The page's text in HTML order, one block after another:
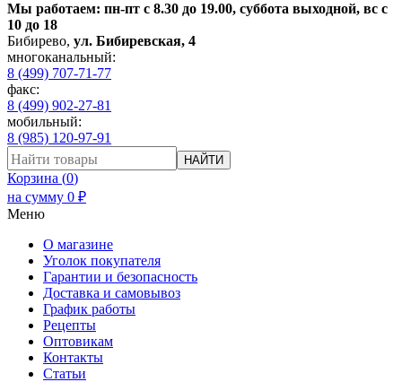
Мы работаем: пн-пт с 8.30 до 19.00, суббота выходной, вс с
10 до 18
Бибирево, ул. Бибиревская, 4
многоканальный:
8 (499) 707-71-77
факс:
8 (499) 902-27-81
мобильный:
8 (985) 120-97-91
НАЙТИ
Корзина (0)
на сумму 0 ₽
Меню
О магазине
Уголок покупателя
Гарантии и безопасность
Доставка и самовывоз
График работы
Рецепты
Оптовикам
Контакты
Статьи